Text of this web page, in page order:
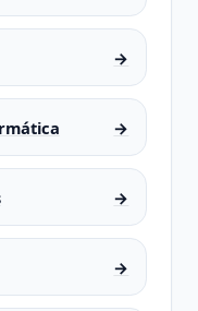
→
→
→
→